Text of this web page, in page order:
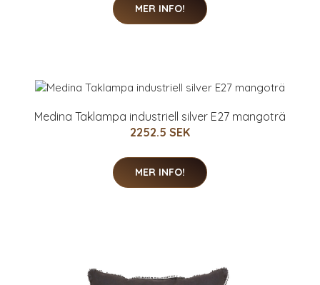
MER INFO!
Medina Taklampa industriell silver E27 mangoträ
2252.5 SEK
MER INFO!